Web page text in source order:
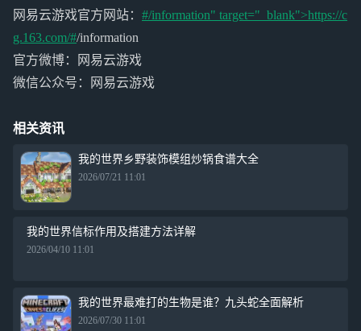
网易云游戏官方网站： #/information" target="_blank">https://c
g.163.com/#/information
官方微博：网易云游戏
微信公众号：网易云游戏
相关资讯
我的世界乡野装饰模组炒锅食谱大全
2026/07/21 11:01
我的世界信标作用及搭建方法详解
2026/04/10 11:01
我的世界最难打的生物是谁？九头蛇全面解析
2026/07/30 11:01